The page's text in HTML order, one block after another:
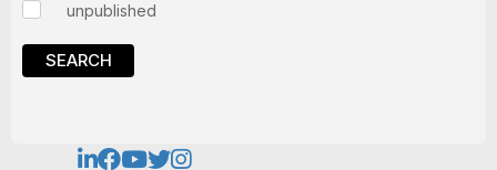
unpublished
SEARCH